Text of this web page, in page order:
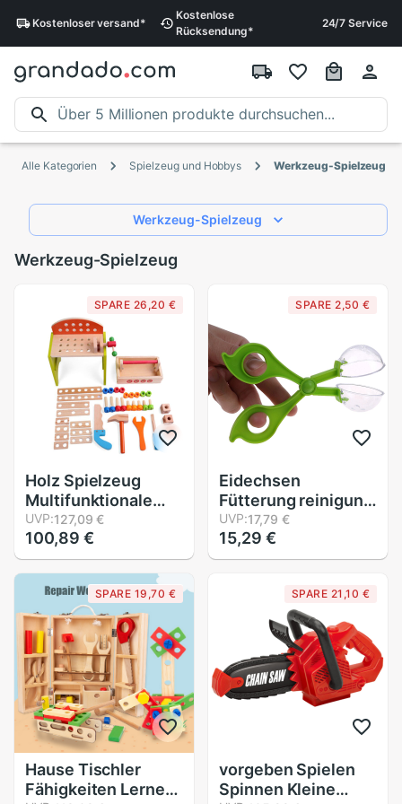
Kostenloserversand*
Kostenlose
Rücksendung*
24/7 Service
Alle Kategorien Spielzeug und Hobbys Werkzeug-Spielzeug
Werkzeug-Spielzeug
Werkzeug-Spielzeug
SPARE 26,20 €
Holz Spielzeug
Multifunktionale
Werkzeug Tisch
freundlicher
murmeln
Kombination
Montage Spielzeug
Junge Demontage
Werkzeug Kasten
UVP:127,09 €
100,89 €
SPARE 2,50 €
Eidechsen
Fütterung reinigung
schere zange Reptil
Kunststoff Clips
Klettern Haustier
Insekten Zucht
Wurm zu erfassen-
Werkzeug
UVP:17,79 €
15,29 €
SPARE 19,70 €
Hause Tischler
Fähigkeiten Lernen
SPARE 21,10 €
vorgeben Spielen
Spinnen Kleine